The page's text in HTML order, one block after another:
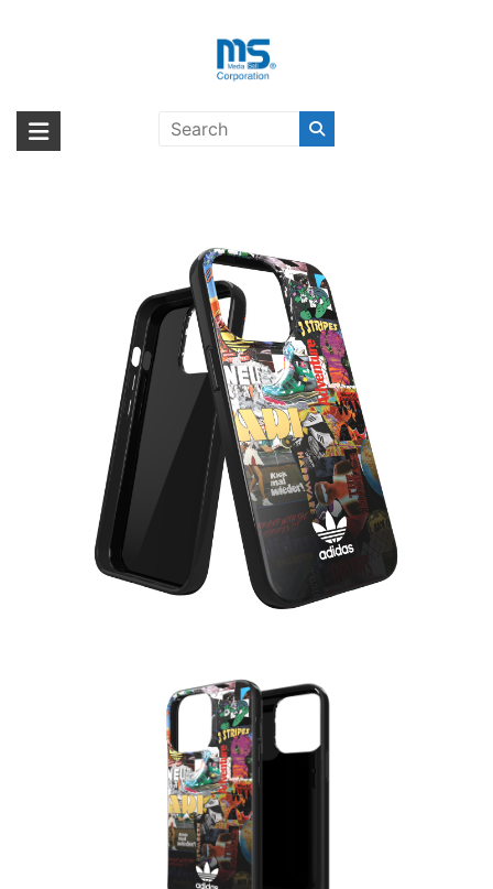
海外輸入ブランド商品｜株式会社
海外事業部が取り揃えている海外輸入商品には、日本では珍しい「海外ブ
ランド」をはじめ「ユニークな商品」「機能的な商品」「コストパフォー
Graphic FW21 iPhone 13 Pro〔ア